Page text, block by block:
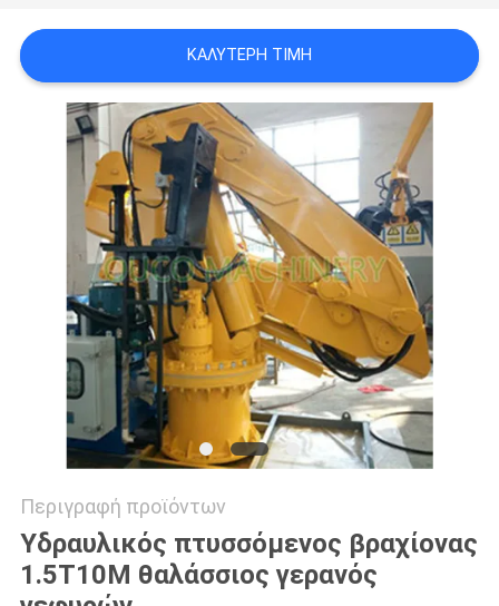
CONTACT
US
SITEMAP
ΠΟΛΙΤΙΚΉ
ΑΠΟΡΡΉΤΟΥ
ΚΑΛΎΤΕΡΗ ΤΙΜΉ
Περιγραφή προϊόντων
Υδραυλικός πτυσσόμενος βραχίονας
1.5T10M θαλάσσιος γερανός